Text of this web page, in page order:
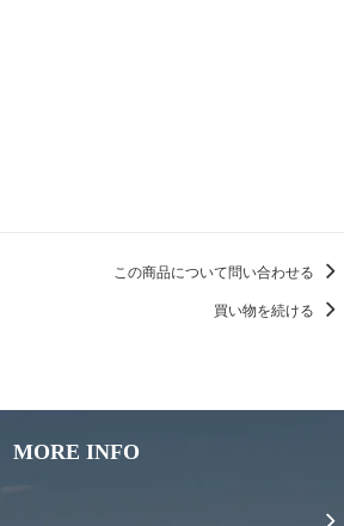
この商品について問い合わせる
買い物を続ける
MORE INFO